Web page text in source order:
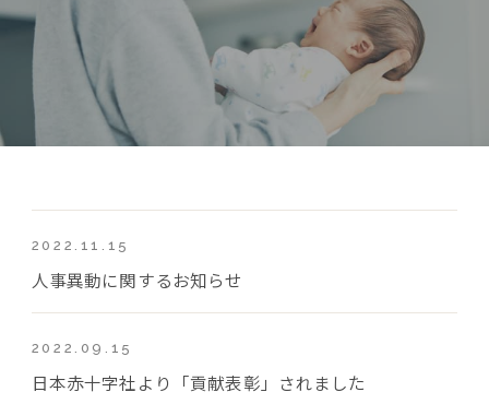
2022.11.15
人事異動に関するお知らせ
2022.09.15
日本赤十字社より「貢献表彰」されました